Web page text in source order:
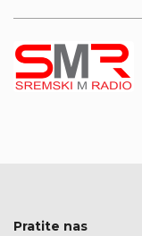
Pratite nas